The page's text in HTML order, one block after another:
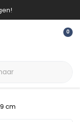
0
cm